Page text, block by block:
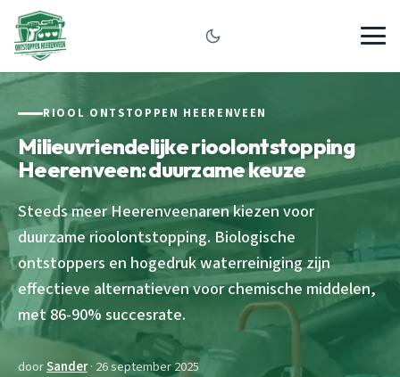
RIOOL ONTSTOPPEN HEERENVEEN
Milieuvriendelijke rioolontstopping
Heerenveen: duurzame keuze
Steeds meer Heerenveenaren kiezen voor
duurzame rioolontstopping. Biologische
ontstoppers en hogedruk waterreiniging zijn
effectieve alternatieven voor chemische middelen,
met 86-90% succesrate.
doorSander· 26 september 2025